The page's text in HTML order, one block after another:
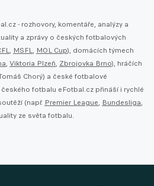
- rozhovory, komentáře, analýzy a
a zprávy o českých fotbalových
, MSFL, MOL Cup), domácích týmech
, Viktoria Plzeň, Zbrojovka Brno), hráčích
Chorý) a české fotbalové
fotbalu eFotbal.cz přináší i rychlé
(např. Premier League, Bundesliga,
ze světa fotbalu.